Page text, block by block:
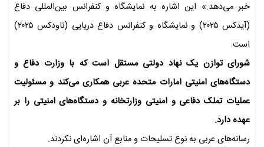
خبر می‌دهد.» این اشاره به نمایشگاه و کنفرانس بین‌المللی دفاع
(آیدکس ۲۰۲۵) و نمایشگاه و کنفرانس دفاع دریایی (ناودکس ۲۰۲۵)
است.
شورای توازن یک نهاد دولتی مستقل است که با وزارت دفاع و
دستگاه‌های امنیتی امارات متحده عربی همکاری می‌کند و مسئولیت
عملیات تملک دفاعی و امنیتی وزارتخانه و دستگاه‌های امنیتی را بر
عهده دارد.
رسانه‌های عربی به نوع تسلیحات و منابع آن اشاره‌ای نکردند.